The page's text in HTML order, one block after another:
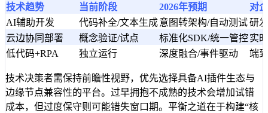
技术趋势 当前阶段 2026年预期
对
AI辅助开发
代码补全/文本生成意图转架构/自动测试研
云边协同部署
概念验证/试点 标准化SDK/统一管控实
低代码+RPA
独立运行 深度融合/事件驱动 端
技术决策者需保持前瞻性视野，优先选择具备AI插件生态与
边缘节点兼容性的平台。过早拥抱不成熟的技术会增加试错
成本，但过度保守则可能错失窗口期。平衡之道在于构建“核